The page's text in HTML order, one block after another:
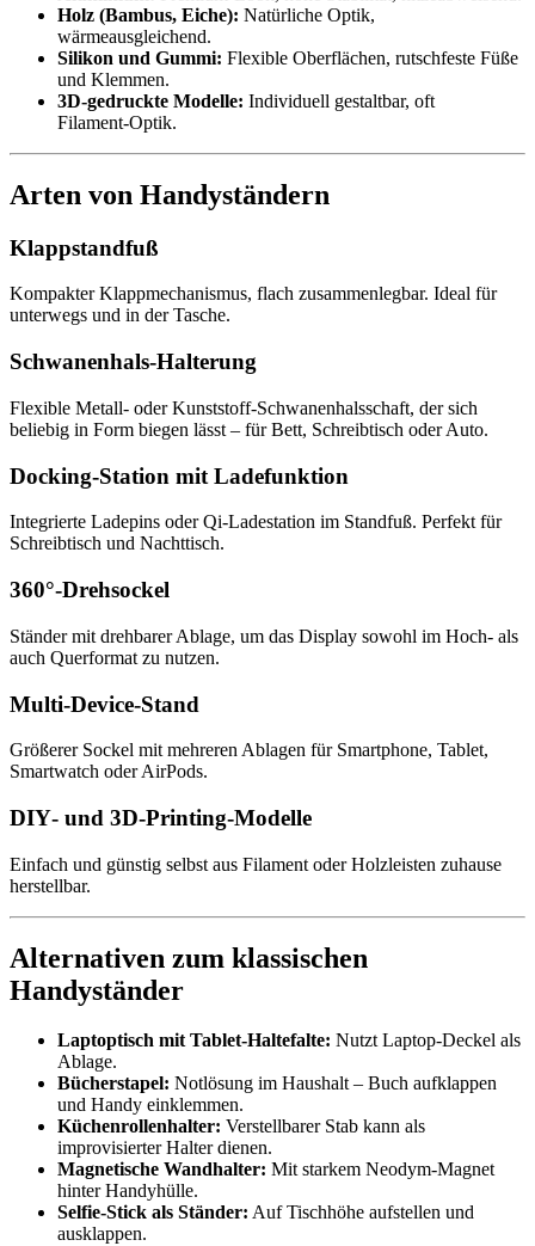
Holz (Bambus, Eiche): Natürliche Optik,
wärmeausgleichend.
Silikon und Gummi: Flexible Oberflächen, rutschfeste Füße
und Klemmen.
3D‑gedruckte Modelle: Individuell gestaltbar, oft
Filament‑Optik.
Arten von Handyständern
Klappstandfuß
Kompakter Klappmechanismus, flach zusammenlegbar. Ideal für
unterwegs und in der Tasche.
Schwanenhals‑Halterung
Flexible Metall‑ oder Kunststoff‑Schwanenhalsschaft, der sich
beliebig in Form biegen lässt – für Bett, Schreibtisch oder Auto.
Docking‑Station mit Ladefunktion
Integrierte Ladepins oder Qi‑Ladestation im Standfuß. Perfekt für
Schreibtisch und Nachttisch.
360°‑Drehsockel
Ständer mit drehbarer Ablage, um das Display sowohl im Hoch- als
auch Querformat zu nutzen.
Multi‑Device‑Stand
Größerer Sockel mit mehreren Ablagen für Smartphone, Tablet,
Smartwatch oder AirPods.
DIY‑ und 3D‑Printing‑Modelle
Einfach und günstig selbst aus Filament oder Holzleisten zuhause
herstellbar.
Alternativen zum klassischen
Handyständer
Laptoptisch mit Tablet‑Haltefalte: Nutzt Laptop‑Deckel als
Ablage.
Bücherstapel: Notlösung im Haushalt – Buch aufklappen
und Handy einklemmen.
Küchenrollenhalter: Verstellbarer Stab kann als
improvisierter Halter dienen.
Magnetische Wandhalter: Mit starkem Neodym‑Magnet
hinter Handyhülle.
Selfie‑Stick als Ständer: Auf Tischhöhe aufstellen und
ausklappen.